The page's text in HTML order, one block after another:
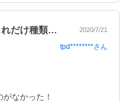
どれも美味しかったですこれだけ種類入っ… 2020/7/21
tpd********さん
なかった！